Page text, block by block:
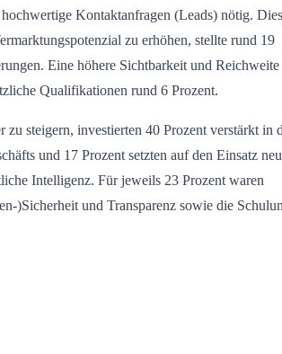
Kontaktanfragen (Leads) nötig.
zu erhöhen, stellte rund 19
Eine höhere Sichtbarkeit und Reichweite
Qualifikationen rund 6 Prozent.
zu steigern, investierten 40 Prozent verstärkt in
und 17 Prozent setzten auf den Einsatz
Intelligenz. Für jeweils 23 Prozent waren
)Sicherheit und Transparenz sowie die